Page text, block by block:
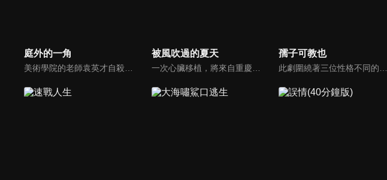
庭外的一角 被風吹過的夏天 孺子可教也